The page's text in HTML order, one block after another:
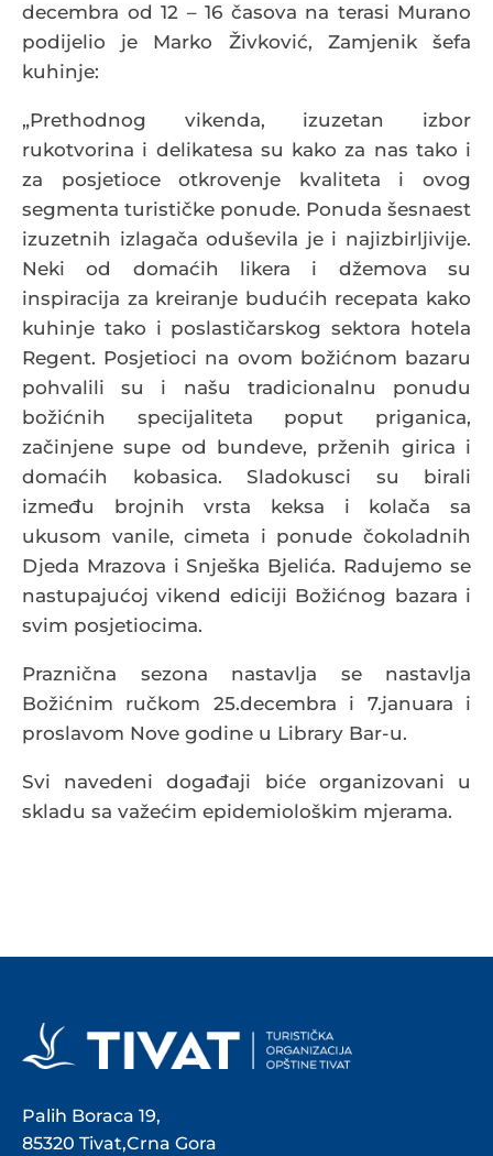
decembra od 12 – 16 časova na terasi Murano
podijelio je Marko Živković, Zamjenik šefa
kuhinje:
„Prethodnog vikenda, izuzetan izbor
rukotvorina i delikatesa su kako za nas tako i
za posjetioce otkrovenje kvaliteta i ovog
segmenta turističke ponude. Ponuda šesnaest
izuzetnih izlagača oduševila je i najizbirljivije.
Neki od domaćih likera i džemova su
inspiracija za kreiranje budućih recepata kako
kuhinje tako i poslastičarskog sektora hotela
Regent. Posjetioci na ovom božićnom bazaru
pohvalili su i našu tradicionalnu ponudu
božićnih specijaliteta poput priganica,
začinjene supe od bundeve, prženih girica i
domaćih kobasica. Sladokusci su birali
između brojnih vrsta keksa i kolača sa
ukusom vanile, cimeta i ponude čokoladnih
Djeda Mrazova i Snješka Bjelića. Radujemo se
nastupajućoj vikend ediciji Božićnog bazara i
svim posjetiocima.
Praznična sezona nastavlja se nastavlja
Božićnim ručkom 25.decembra i 7.januara i
proslavom Nove godine u Library Bar-u.
Svi navedeni događaji biće organizovani u
skladu sa važećim epidemiološkim mjerama.
Palih Boraca 19,
85320 Tivat,Crna Gora